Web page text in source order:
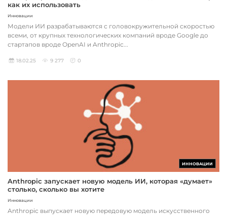
как их использовать
Инновации
Модели ИИ разрабатываются с головокружительной скоростью
всеми, от крупных технологических компаний вроде Google до
стартапов вроде OpenAI и Anthropic...
18.02.25 9 277 0
ИННОВАЦИИ
Anthropic запускает новую модель ИИ, которая «думает»
столько, сколько вы хотите
Инновации
Anthropic выпускает новую передовую модель искусственного